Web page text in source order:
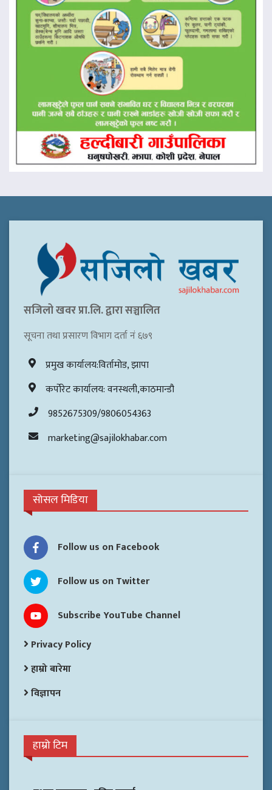
सजिलो खवर प्रा.लि. द्वारा सञ्चालित
सूचना तथा प्रसारण विभाग दर्ता नं ६७९
प्रमुख कार्यालय:विर्तामोड, झापा
कर्पोरेट कार्यालय: वनस्थली,काठमान्डौ
9852675309/9806054363
marketing@sajilokhabar.com
सोसल मिडिया
Follow us on Facebook
Follow us on Twitter
Subscribe YouTube Channel
Privacy Policy
हाम्रो बारेमा
विज्ञापन
हाम्रो टिम